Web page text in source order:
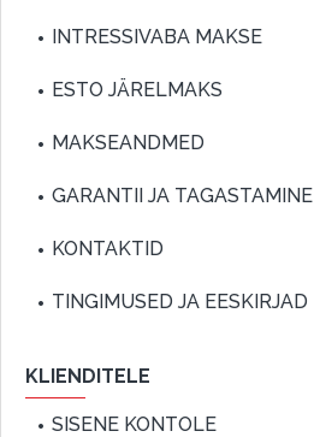
INTRESSIVABA MAKSE
ESTO JÄRELMAKS
MAKSEANDMED
GARANTII JA TAGASTAMINE
KONTAKTID
TINGIMUSED JA EESKIRJAD
KLIENDITELE
SISENE KONTOLE